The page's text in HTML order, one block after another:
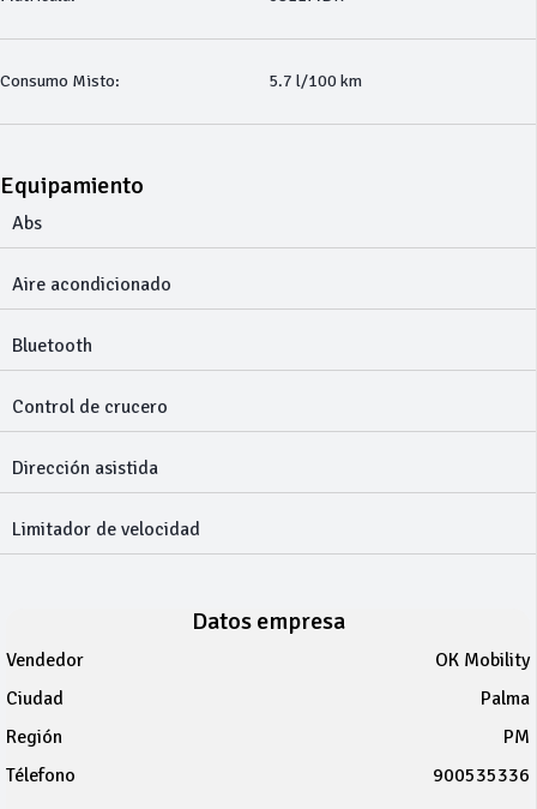
Consumo Misto: 5.7 l/100 km
Equipamiento
Abs
Aire acondicionado
Bluetooth
Control de crucero
Dirección asistida
Limitador de velocidad
Datos empresa
Vendedor
OK Mobility
Ciudad
Palma
Región
PM
Télefono
900535336